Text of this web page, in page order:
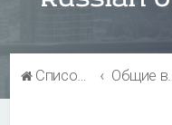
Список форумов